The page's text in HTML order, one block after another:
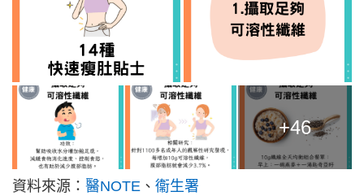
+46
資料來源： 醫NOTE 、 衞生署